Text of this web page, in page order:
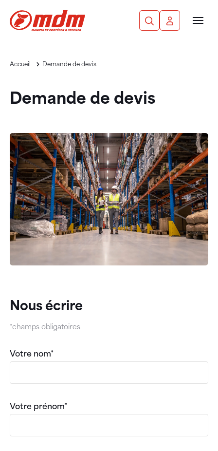
Aller au contenu principal
RechercheMon compte
Accueil Demande de devis
Demande de devis
Nous écrire
*champs obligatoires
Votre nom*
Votre prénom*